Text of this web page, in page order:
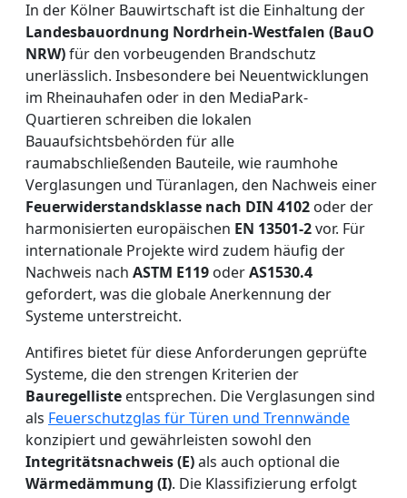
In der Kölner Bauwirtschaft ist die Einhaltung der
Landesbauordnung Nordrhein-Westfalen (BauO
NRW)für den vorbeugenden Brandschutz
unerlässlich. Insbesondere bei Neuentwicklungen
im Rheinauhafen oder in den MediaPark-
Quartieren schreiben die lokalen
Bauaufsichtsbehörden für alle
raumabschließenden Bauteile, wie raumhohe
Verglasungen und Türanlagen, den Nachweis einer
Feuerwiderstandsklasse nach DIN 4102 oder der
harmonisierten europäischen EN 13501-2vor. Für
internationale Projekte wird zudem häufig der
Nachweis nach ASTM E119 oderAS1530.4
gefordert, was die globale Anerkennung der
Systeme unterstreicht.
Antifires bietet für diese Anforderungen geprüfte
Systeme, die den strengen Kriterien der
Bauregelliste entsprechen. Die Verglasungen sind
als Feuerschutzglas für Türen und Trennwände
konzipiert und gewährleisten sowohl den
Integritätsnachweis (E)als auch optional die
Wärmedämmung (I). Die Klassifizierung erfolgt